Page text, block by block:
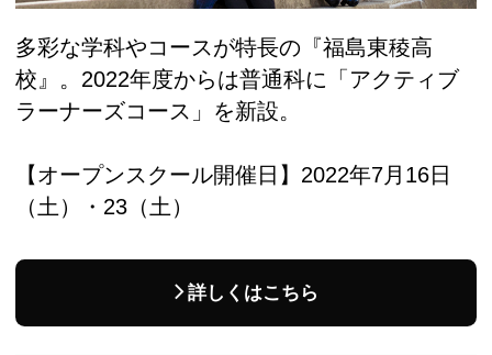
多彩な学科やコースが特長の『福島東稜高
校』。2022年度からは普通科に「アクティブ
ラーナーズコース」を新設。
【オープンスクール開催日】2022年7月16日
（土）・23（土）
詳しくはこちら